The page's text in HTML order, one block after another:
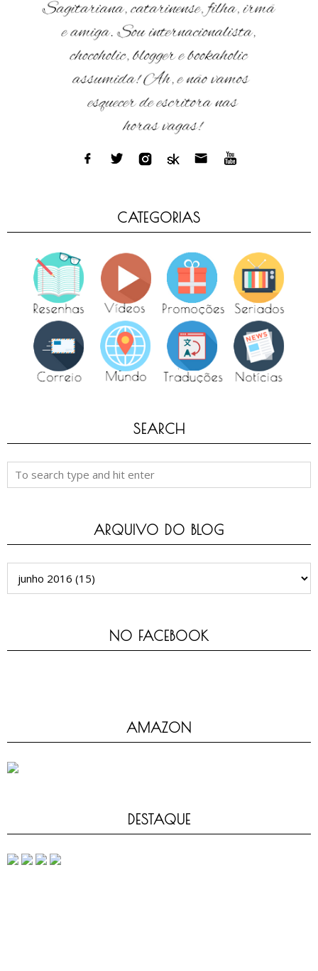
CATEGORIAS
SEARCH
ARQUIVO DO BLOG
NO FACEBOOK
AMAZON
DESTAQUE